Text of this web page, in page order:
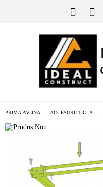
PRIMA PAGINĂ ACCESORII TIGLA